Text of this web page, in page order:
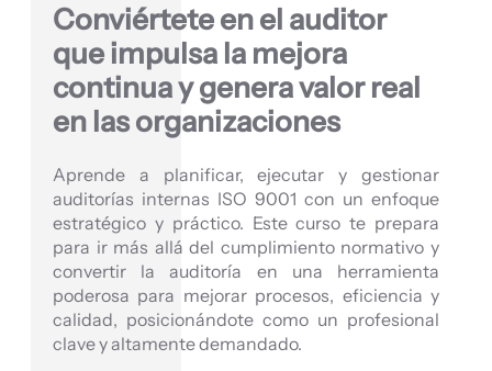
Conviértete en el auditor
que impulsa la mejora
continua y genera valor real
en las organizaciones
Aprende a planificar, ejecutar y gestionar
auditorías internas ISO 9001 con un enfoque
estratégico y práctico. Este curso te prepara
para ir más allá del cumplimiento normativo y
convertir la auditoría en una herramienta
poderosa para mejorar procesos, eficiencia y
calidad, posicionándote como un profesional
clave y altamente demandado.